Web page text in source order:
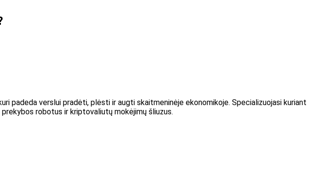
padeda verslui pradėti, plėsti ir augti skaitmeninėje ekonomikoje. Specializuojasi kuriant
robotus ir kriptovaliutų mokėjimų šliuzus.